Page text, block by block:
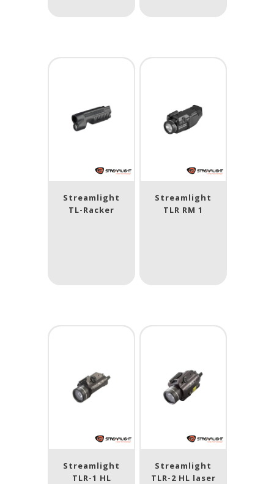
Streamlight
TL-Racker
Streamlight
TLR RM 1
Streamlight
TLR-1 HL
Streamlight
TLR-2 HL laser